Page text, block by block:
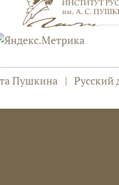
Пушкина | Русский